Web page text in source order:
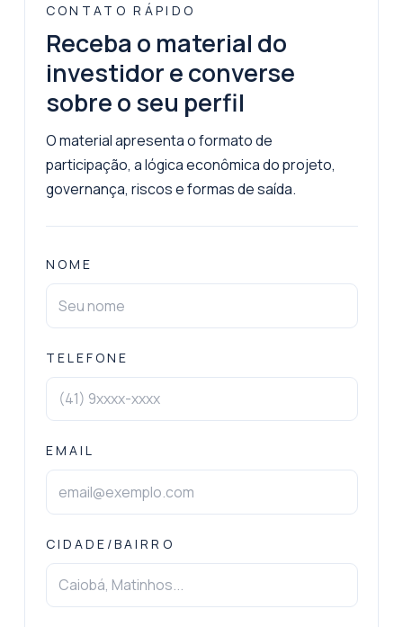
CONTATO RÁPIDO
Receba o material do
investidor e converse
sobre o seu perfil
O material apresenta o formato de
participação, a lógica econômica do projeto,
governança, riscos e formas de saída.
NOME
TELEFONE
EMAIL
CIDADE/BAIRRO